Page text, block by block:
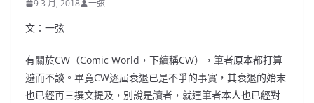
9 3 月, 2018 一弦
文：一弦
有關於CW（Comic World，下續稱CW），筆者原本都打算
避而不談。畢竟CW逐屆衰退已是不爭的事實，其衰退的始末
也已經再三撰文提及，別說是讀者，就連筆者本人也已經對